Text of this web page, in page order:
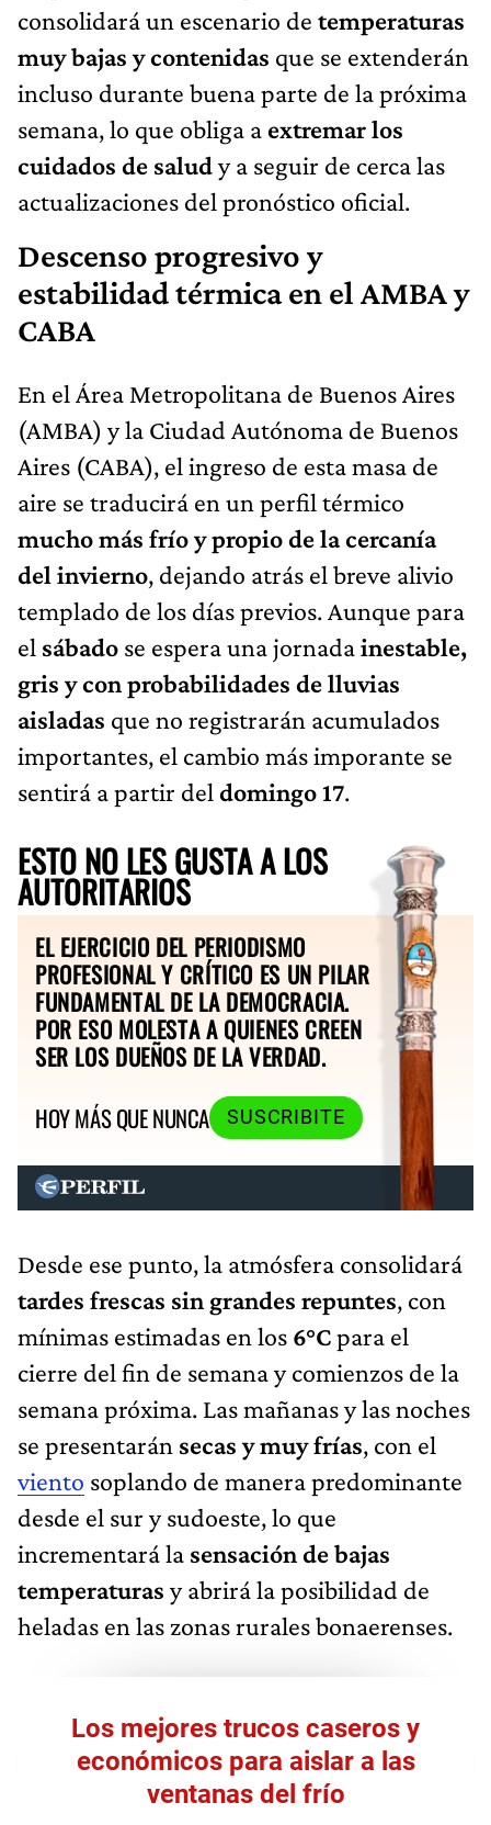
consolidará un escenario de temperaturas
muy bajas y contenidas que se extenderán
incluso durante buena parte de la próxima
semana, lo que obliga a extremar los
cuidados de saludy a seguir de cerca las
actualizaciones del pronóstico oficial.
Descenso progresivo y
estabilidad térmica en el AMBA y
CABA
En el Área Metropolitana de Buenos Aires
(AMBA) y la Ciudad Autónoma de Buenos
Aires (CABA), el ingreso de esta masa de
aire se traducirá en un perfil térmico
mucho más frío y propio de la cercanía
del invierno, dejando atrás el breve alivio
templado de los días previos. Aunque para
el sábado se espera una jornadainestable,
gris y con probabilidades de lluvias
aisladas que no registrarán acumulados
importantes, el cambio más imporante se
sentirá a partir del domingo 17.
ESTO NO LES GUSTA A LOS
AUTORITARIOS
EL EJERCICIO DEL PERIODISMO
PROFESIONAL Y CRÍTICO ES UN PILAR
FUNDAMENTAL DE LA DEMOCRACIA.
POR ESO MOLESTA A QUIENES CREEN
SER LOS DUEÑOS DE LA VERDAD.
HOY MÁS QUE NUNCA
SUSCRIBITE
Desde ese punto, la atmósfera consolidará
tardes frescas sin grandes repuntes, con
mínimas estimadas en los 6°Cpara el
cierre del fin de semana y comienzos de la
semana próxima. Las mañanas y las noches
se presentarán secas y muy frías, con el
viento soplando de manera predominante
desde el sur y sudoeste, lo que
incrementará la sensación de bajas
temperaturas y abrirá la posibilidad de
heladas en las zonas rurales bonaerenses.
Los mejores trucos caseros y
económicos para aislar a las
ventanas del frío